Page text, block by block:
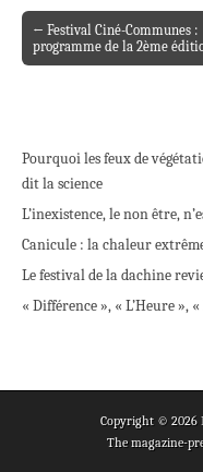
Post navigation
← Festival Ciné-Communes :
programme de la 2ème
Pourquoi les feux de
dit la science
L’inexistence, le non être,
Canicule : la chaleur
Le festival de la dachine
« Différence », « L’Heure »,
Copyright © 2026
The magazine-